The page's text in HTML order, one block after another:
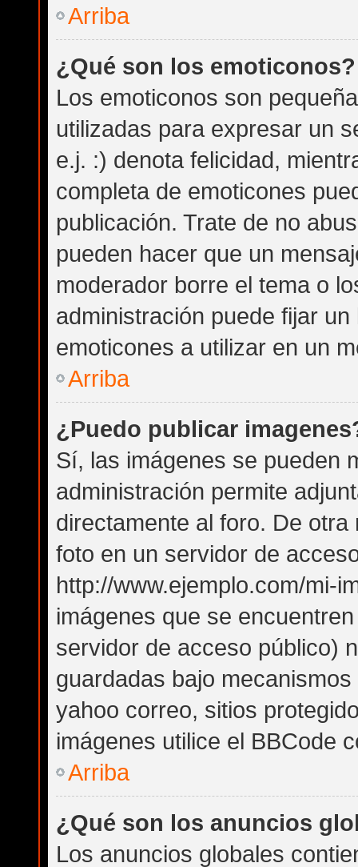
Arriba
¿Qué son los emoticonos?
Los emoticonos son
utilizadas para expresar un
e.j. :) denota felicidad,
completa de emoticones
publicación. Trate de no
pueden hacer que un
moderador borre el tema o
administración puede fijar
emoticones a utilizar en un
Arriba
¿Puedo publicar
Sí, las imágenes se pueden
administración permite
directamente al foro. De
foto en un servidor de
http://www.ejemplo.com/mi-
imágenes que se
servidor de acceso público)
guardadas bajo
yahoo correo, sitios
imágenes utilice el BBCode
Arriba
¿Qué son los anuncios
Los anuncios globales